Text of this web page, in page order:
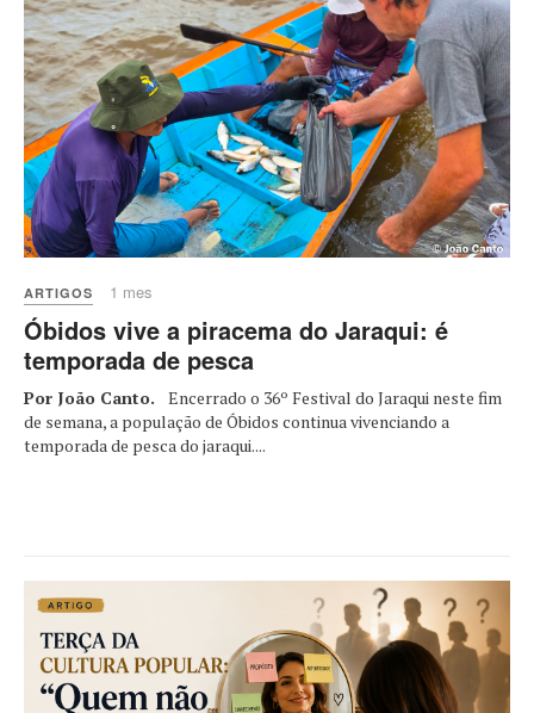
ARTIGOS 1 mes
Óbidos vive a piracema do Jaraqui: é
temporada de pesca
Por João Canto.
Encerrado o 36º Festival do Jaraqui neste fim
de semana, a população de Óbidos continua vivenciando a
temporada de pesca do jaraqui....